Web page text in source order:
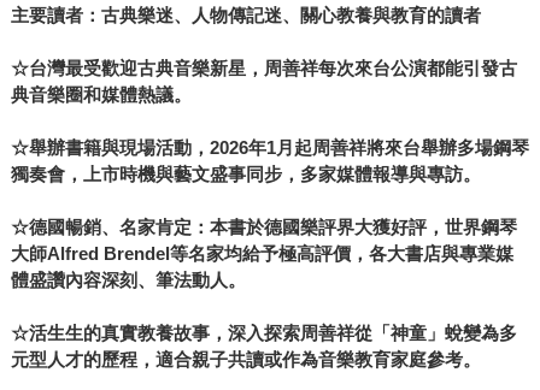
主要讀者：古典樂迷、人物傳記迷、關心教養與教育的讀者
☆台灣最受歡迎古典音樂新星，周善祥每次來台公演都能引發古
典音樂圈和媒體熱議。
☆舉辦書籍與現場活動，2026年1月起周善祥將來台舉辦多場鋼琴
獨奏會，上市時機與藝文盛事同步，多家媒體報導與專訪。
☆德國暢銷、名家肯定：本書於德國樂評界大獲好評，世界鋼琴
大師Alfred Brendel等名家均給予極高評價，各大書店與專業媒
體盛讚內容深刻、筆法動人。
☆活生生的真實教養故事，深入探索周善祥從「神童」蛻變為多
元型人才的歷程，適合親子共讀或作為音樂教育家庭參考。